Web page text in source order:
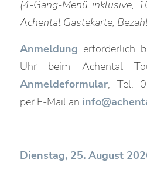
(4-Gang-Menü inklusive,
Achental Gästekarte,
Anmeldung erforderlich
Uhr beim Achental
Anmeldeformular, Tel.
per E-Mail an
Dienstag, 25. August